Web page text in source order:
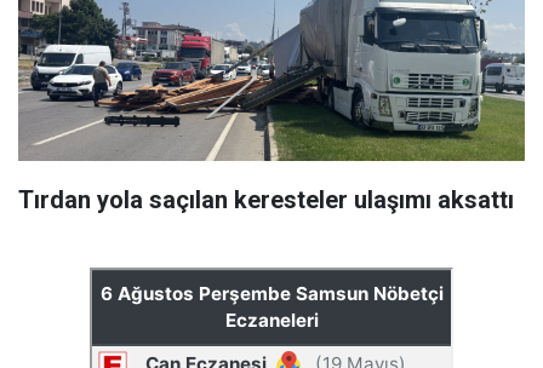
Tırdan yola saçılan keresteler ulaşımı aksattı